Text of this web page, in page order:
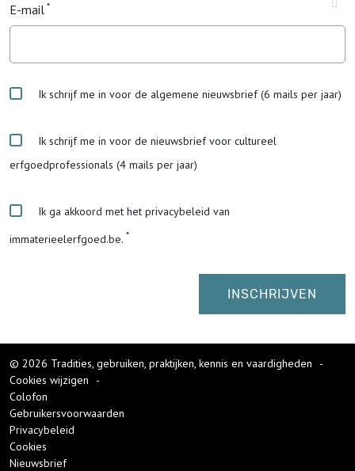
E-mail
Ik schrijf me in voor de algemene nieuwsbrief (6 mails per jaar)
Ik schrijf me in voor de nieuwsbrief voor cultureel
erfgoedprofessionals (4 mails per jaar)
Ik ga akkoord met het privacybeleid van
immaterieelerfgoed.be.
© 2026 Tradities, gebruiken, praktijken, kennis en vaardigheden
-
Cookies wijzigen
-
Colofon
Gebruikersvoorwaarden
Privacybeleid
Cookies
Nieuwsbrief